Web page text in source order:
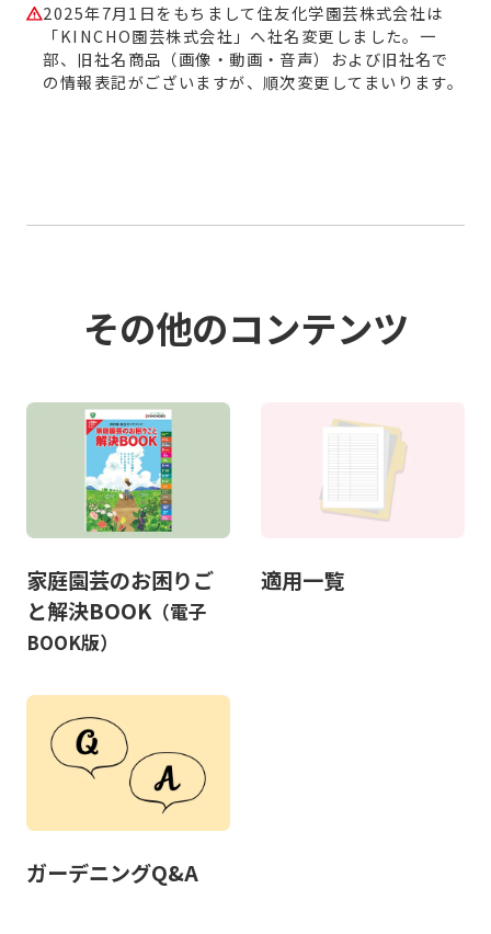
2025年7月1日をもちまして住友化学園芸株式会社は
「KINCHO園芸株式会社」へ社名変更しました。一
部、旧社名商品（画像・動画・音声）および旧社名で
の情報表記がございますが、順次変更してまいります。
その他のコンテンツ
家庭園芸のお困りご
と解決BOOK（電子
BOOK版）
適用一覧
ガーデニングQ&A